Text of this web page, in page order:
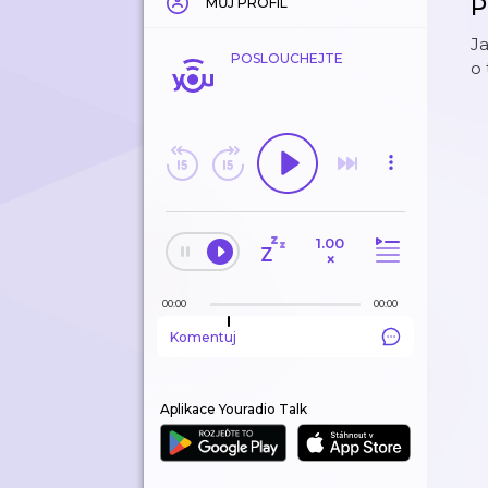
POSLOUCHEJTE
1.00
×
00:00 00:00
Komentuj
Aplikace Youradio Talk
o